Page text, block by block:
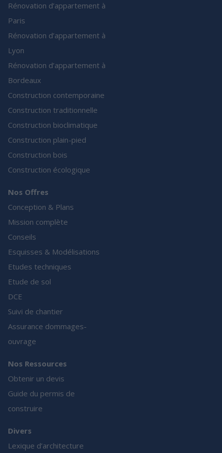
Rénovation d’appartement à
Paris
Rénovation d’appartement à
Lyon
Rénovation d’appartement à
Bordeaux
Construction contemporaine
Construction traditionnelle
Construction bioclimatique
Construction plain-pied
Construction bois
Construction écologique
Nos Offres
Conception & Plans
Mission complète
Conseils
Esquisses & Modélisations
Etudes techniques
Etude de sol
DCE
Suivi de chantier
Assurance dommages-
ouvrage
Nos Ressources
Obtenir un devis
Guide du permis de
construire
Divers
Lexique d’architecture